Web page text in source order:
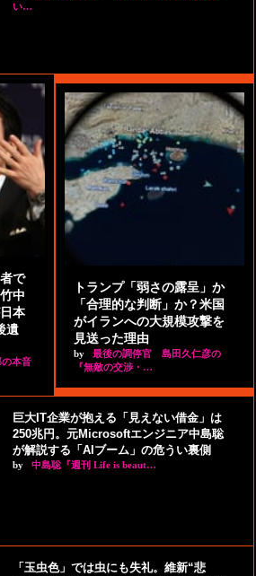
い…
で
中
本
遺
本音
トランプ「弱さの露呈」か
「合理的な判断」か？米国
がイランへの大規模攻撃を
見送った理由
by
最後の調停官 島田久仁彦の
『無敵の交渉・…
巨大IT企業が抱える「見えない借金」は
250兆円。元Microsoftエンジニア中島聡
が解説する「AIブーム」の危うい裏側
by 中島聡『週刊 Life is beaut…
「玉虫色」では虫にも失礼。維新“悲